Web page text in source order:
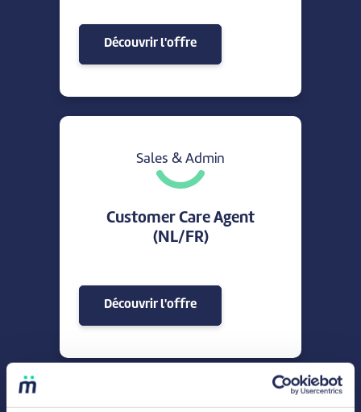
Découvrir l'offre
Sales & Admin
Customer Care Agent
(NL/FR)
Découvrir l'offre